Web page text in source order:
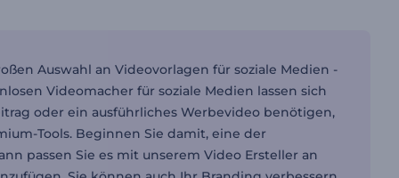
Auswahl an Videovorlagen für soziale Medien -
Videomacher für soziale Medien lassen sich
oder ein ausführliches Werbevideo benötigen,
Tools. Beginnen Sie damit, eine der
passen Sie es mit unserem Video Ersteller an